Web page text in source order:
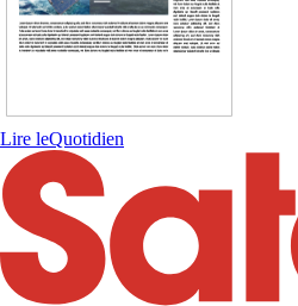
Lire leQuotidien